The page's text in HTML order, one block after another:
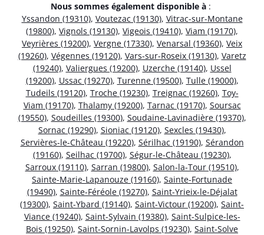
Nous sommes également disponible à :
Yssandon (19310), Voutezac (19130), Vitrac-sur-Montane
(19800), Vignols (19130), Vigeois (19410), Viam (19170),
Veyrières (19200), Vergne (17330), Venarsal (19360), Veix
(19260), Végennes (19120), Vars-sur-Roseix (19130), Varetz
(19240), Valiergues (19200), Uzerche (19140), Ussel
(19200), Ussac (19270), Turenne (19500), Tulle (19000),
Tudeils (19120), Troche (19230), Treignac (19260), Toy-
Viam (19170), Thalamy (19200), Tarnac (19170), Soursac
(19550), Soudeilles (19300), Soudaine-Lavinadière (19370),
Sornac (19290), Sioniac (19120), Sexcles (19430),
Servières-le-Château (19220), Sérilhac (19190), Sérandon
(19160), Seilhac (19700), Ségur-le-Château (19230),
Sarroux (19110), Sarran (19800), Salon-la-Tour (19510),
Sainte-Marie-Lapanouze (19160), Sainte-Fortunade
(19490), Sainte-Féréole (19270), Saint-Yrieix-le-Déjalat
(19300), Saint-Ybard (19140), Saint-Victour (19200), Saint-
Viance (19240), Saint-Sylvain (19380), Saint-Sulpice-les-
Bois (19250), Saint-Sornin-Lavolps (19230), Saint-Solve